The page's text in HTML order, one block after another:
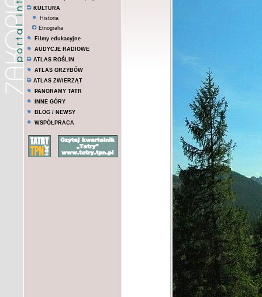
KULTURA
Historia
Etnografia
Filmy edukacyjne
AUDYCJE RADIOWE
ATLAS ROŚLIN
ATLAS GRZYBÓW
ATLAS ZWIERZĄT
PANORAMY TATR
INNE GÓRY
BLOG / NEWSY
WSPÓŁPRACA